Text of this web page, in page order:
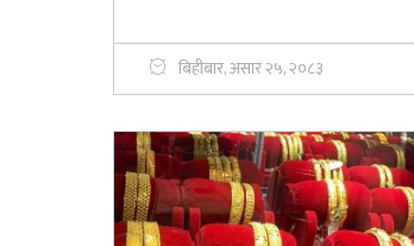
बिहीबार, असार २५, २०८३